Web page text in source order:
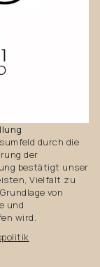
durch die
der
bestätigt unser
Vielfalt zu
von
und
wird.